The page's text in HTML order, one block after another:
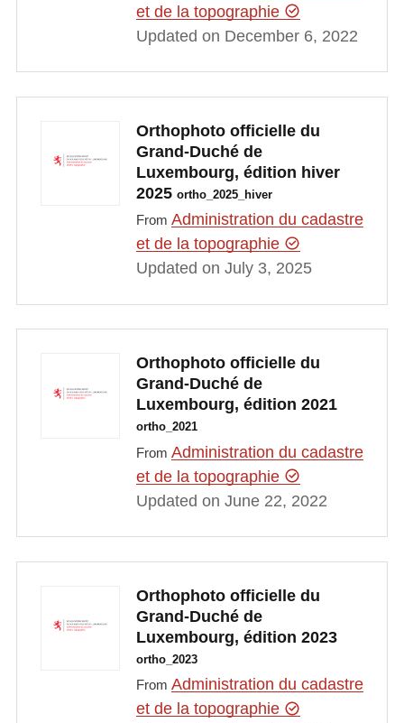
et de la topographie
Updated on December 6, 2022
Orthophoto officielle du
Grand-Duché de
Luxembourg, édition hiver
2025 ortho_2025_hiver
From Administration du cadastre
et de la topographie
Updated on July 3, 2025
Orthophoto officielle du
Grand-Duché de
Luxembourg, édition 2021
ortho_2021
From Administration du cadastre
et de la topographie
Updated on June 22, 2022
Orthophoto officielle du
Grand-Duché de
Luxembourg, édition 2023
ortho_2023
From Administration du cadastre
et de la topographie